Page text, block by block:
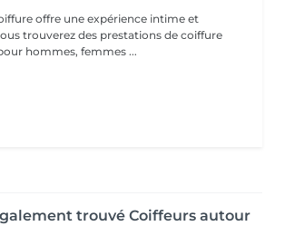
offre une expérience intime et
trouverez des prestations de coiffure
hommes, femmes ...
trouvé Coiffeurs autour